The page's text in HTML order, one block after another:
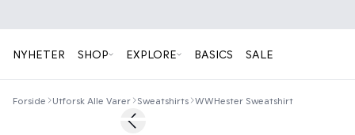
NYHETER SHOP EXPLORE BASICS SALE
Forside Utforsk Alle Varer Sweatshirts WWHester Sweatshirt
Previous slide